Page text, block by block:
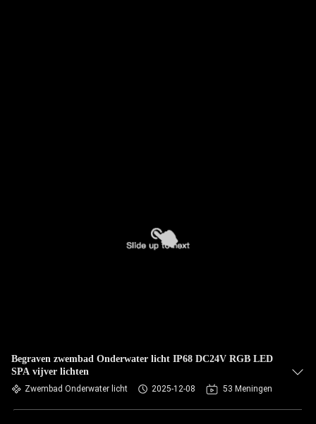
Begraven zwembad Onderwater licht IP68 DC24V RGB LED
SPA vijver lichten
Zwembad Onderwater licht 2025-12-08 53 Meningen